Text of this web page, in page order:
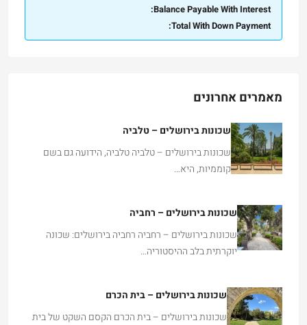
Balance Payable With Interest:
Total With Down Payment:
מאמרים אחרונים
שכונות בירושלים – טלביה
שכונות בירושלים – טלביה טלביה, הידועה גם בשם
קוממיות, היא…
שכונות בירושלים – רחביה
שכונות בירושלים – רחביה רחביה בירושלים: שכונה
יוקרתית בלב ההיסטוריה…
שכונות בירושלים – בית הכרם
שכונות בירושלים – בית הכרם הקסם השקט של בית